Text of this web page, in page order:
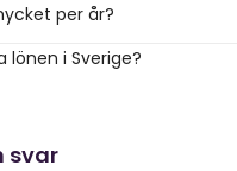
per år?
lönen i Sverige?
svar